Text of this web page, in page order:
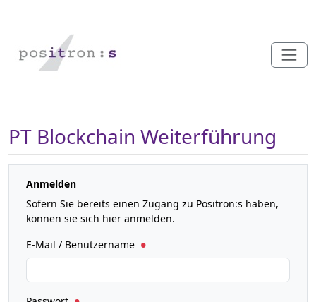
PT Blockchain Weiterführung
Anmelden
Sofern Sie bereits einen Zugang zu Positron:s haben,
können sie sich hier anmelden.
E-Mail / Benutzername